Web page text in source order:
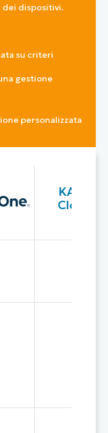
dispositivi.
su criteri
gestione
personalizzata
KACE
Cloud